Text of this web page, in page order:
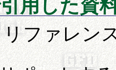
用した資
リファレン